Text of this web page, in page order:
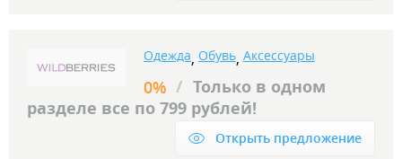
Одежда, Обувь, Аксессуары
0% / Только в одном
разделе все по 799 рублей!
Открыть предложение